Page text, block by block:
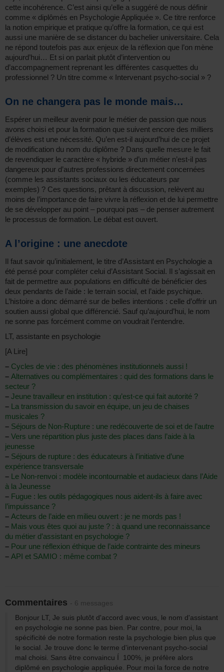
cette incohérence. C’est ainsi qu’elle a suggéré de nous définir
comme « diplômés en Psychologie Appliquée ». Ce titre renforce
la notion empirique et pratique qu’offre la formation, ce qui est
aussi une manière de se distancer du bachelier universitaire. Cela
ne répond toutefois pas aux enjeux de la réflexion que l’on mène
aujourd’hui… Et si on parlait plutôt d’intervention ou
d’accompagnement reprenant les différentes casquettes du
professionnel ? Un titre comme « Intervenant psycho-social » ?
On ne changera pas le monde mais…
Espérer un meilleur avenir pour le métier de passion que nous
avons choisi et pour la formation que suivent encore des milliers
d’élèves est une nécessité. Qu’en est-il aujourd’hui de ce projet
de modification du nom du diplôme ? Dans quelle mesure le fait
de revendiquer le caractère « hybride » d’un métier n’est-il pas
dangereux pour d’autres professions directement concernées
(comme les assistants sociaux ou les éducateurs par
exemples) ? Ces questions, prêtant à discussion, relèvent au
moins de l’importance de faire vivre la réflexion et de lui permettre
de se développer au point – pourquoi pas – de penser autrement
le processus de formation. Le débat est ouvert.
A l’origine : une anecdote
Il faut savoir qu’initialement, le titre d’Assistant en Psychologie a
été pensé pour compléter celui d’Assistant Social. Il s’agissait en
fait de permettre aux populations en difficulté de bénéficier des
deux pendants de l’aide : le terrain social, et l’aide psychique.
L’histoire a donc démarré sur de belles intentions : celle d’offrir un
soutien aussi global que différencié. Sauf qu’aujourd’hui, le nom
ne sonne pas forcément comme on voudrait l’entendre.
LT, assistante en psychologie
[A Lire]
– Cycles de vie : des phénomènes institutionnels aussi !
– Alternatives ou complémentaires : quid des formations dans le
secteur ?
– Jeune travailleur en institution : qu’est-ce qui fait autorité ?
– La transmission du savoir en équipe, un jeu de chaises
musicales ?
– Séjours de Non-Rupture : une redécouverte de soi et de l’autre
– Vers une répartition plus juste des places dans l’aide à la
jeunesse
– Séjours de rupture : des éducateurs à l’initiative d’une
expérience transversale
– Le Non-renvoi : modèle incontournable et audacieux dans l’Aide
à la Jeunesse
– Fugue : les outils pédagogiques nous aident-ils à faire avec
l’impuissance ?
– Acteurs de l’aide en milieu ouvert : je ne mords pas !
– Mais vous êtes quoi au juste ? : à quand une reconnaissance
du métier d’assistant en psychologie ?
– Pour une réflexion éthique de l’aide contrainte des mineurs
– API et SAMIO : même combat ?
Commentaires - 6 messages
Bonjour LT, Je suis plutôt d'accord avec vous, le nom d'assistant
en psychologie ne sonne pas bien. Par contre, pour moi, la
spécificité de notre formation reste la psychologie bien plus que
le social. Je trouve donc le terme d'intervenant psycho-social
mal choisi. Sans être convaincu Í 100%, je préfère alors
diplômé en psychologie appliquée. Pour moi la force de notre